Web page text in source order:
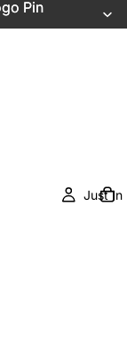
Pin
Pin
Just In